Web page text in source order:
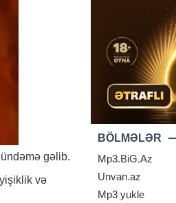
gəlib.
və
BÖLMƏLƏR
Mp3.BiG.Az
Unvan.az
Mp3 yukle